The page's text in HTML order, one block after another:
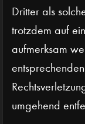
Dritter als
trotzdem auf
aufmerksam
umgehend